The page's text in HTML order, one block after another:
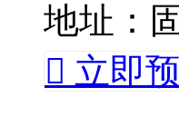
地址：
 立即